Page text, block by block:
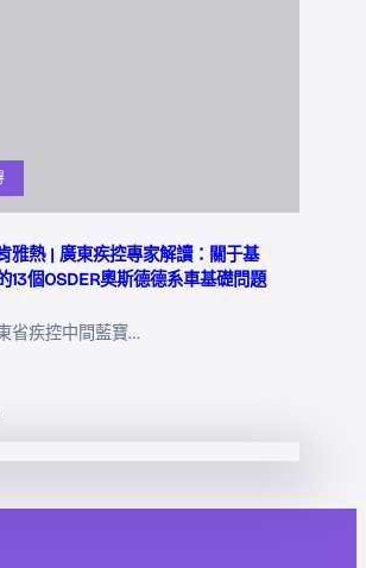
雅熱 | 廣東疾控專家解讀：關于基
13個OSDER奧斯德德系車基礎問題
省疾控中間藍寶…